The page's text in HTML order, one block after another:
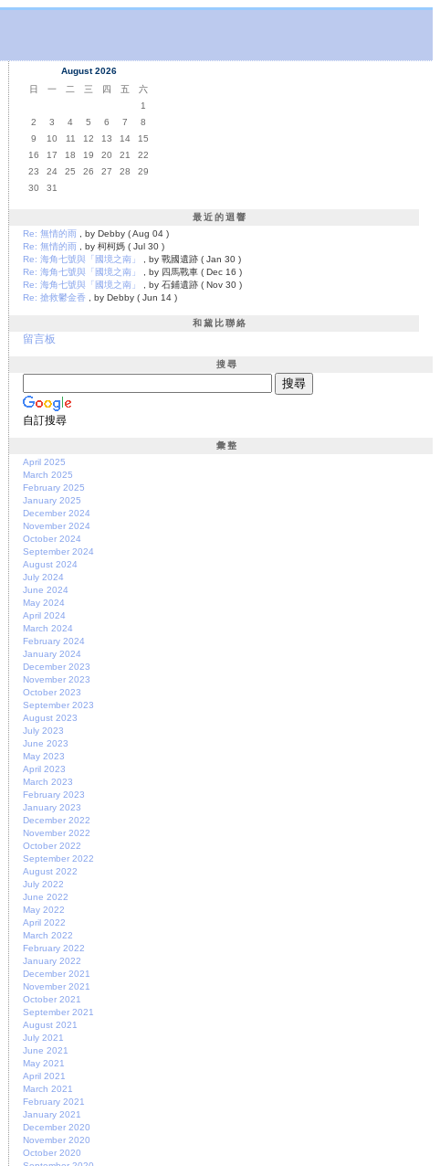
August 2026
日
一 二 三 四 五
六
1
2
3 4 5 6 7
8
9
10 11 12 13 14
15
16
17 18 19 20 21
22
23
24 25 26 27 28
29
30
31
最近的迴響
Re: 無情的雨
, by Debby ( Aug 04 )
Re: 無情的雨
, by 柯柯媽 ( Jul 30 )
Re: 海角七號與「國境之南」
, by 戰國遺跡 ( Jan 30 )
Re: 海角七號與「國境之南」
, by 四馬戰車 ( Dec 16 )
Re: 海角七號與「國境之南」
, by 石鋪遺跡 ( Nov 30 )
Re: 搶救鬱金香
, by Debby ( Jun 14 )
和黛比聯絡
留言板
搜尋
自訂搜尋
彙整
April 2025
March 2025
February 2025
January 2025
December 2024
November 2024
October 2024
September 2024
August 2024
July 2024
June 2024
May 2024
April 2024
March 2024
February 2024
January 2024
December 2023
November 2023
October 2023
September 2023
August 2023
July 2023
June 2023
May 2023
April 2023
March 2023
February 2023
January 2023
December 2022
November 2022
October 2022
September 2022
August 2022
July 2022
June 2022
May 2022
April 2022
March 2022
February 2022
January 2022
December 2021
November 2021
October 2021
September 2021
August 2021
July 2021
June 2021
May 2021
April 2021
March 2021
February 2021
January 2021
December 2020
November 2020
October 2020